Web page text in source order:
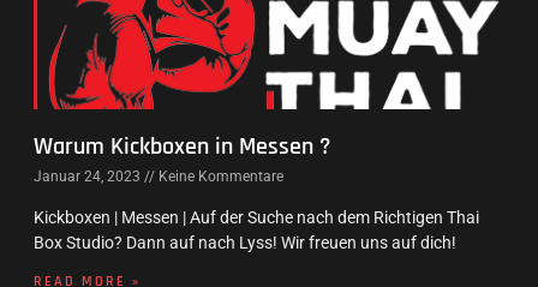
Warum Kickboxen in Messen ?
Januar 24, 2023 Keine Kommentare
Kickboxen | Messen | Auf der Suche nach dem Richtigen Thai
Box Studio? Dann auf nach Lyss! Wir freuen uns auf dich!
READ MORE »